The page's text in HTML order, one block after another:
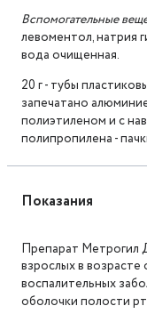
Вспомогательные
левоментол, натрия
вода очищенная.
20 г - тубы
запечатано
полиэтиленом и с
полипропилена -
Показания
Препарат Метрогил
взрослых в
воспалительных
оболочки полости